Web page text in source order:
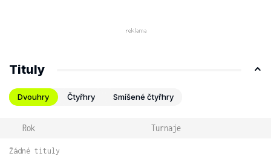
Tituly
Dvouhry Čtyřhry Smíšené čtyřhry
Rok Turnaje
Žádné tituly